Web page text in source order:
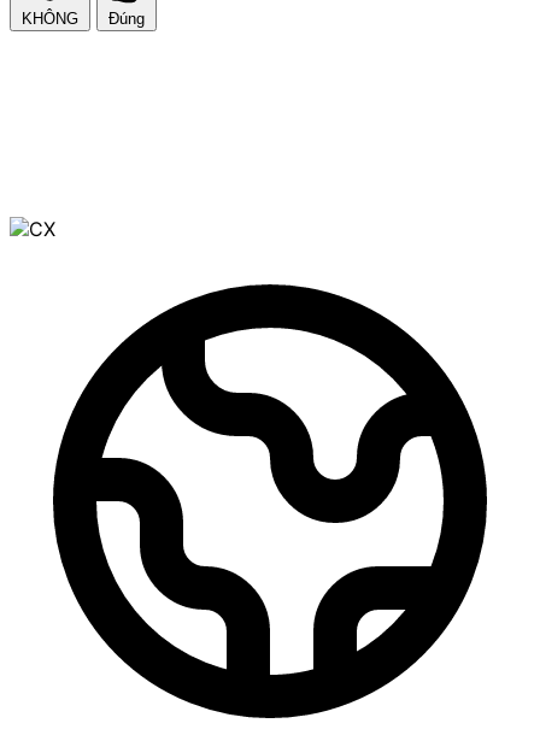
KHÔNG Đúng